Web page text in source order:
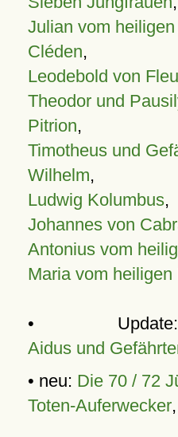
Julian vom
Cléden,
Leodebold von
Theodor und
Pitrion,
Timotheus und
Wilhelm,
Ludwig Kolumbus,
Johannes von
Antonius vom
Maria vom
•
Aidus und
• neu: Die 70 / 72
Toten-Auferwecker,